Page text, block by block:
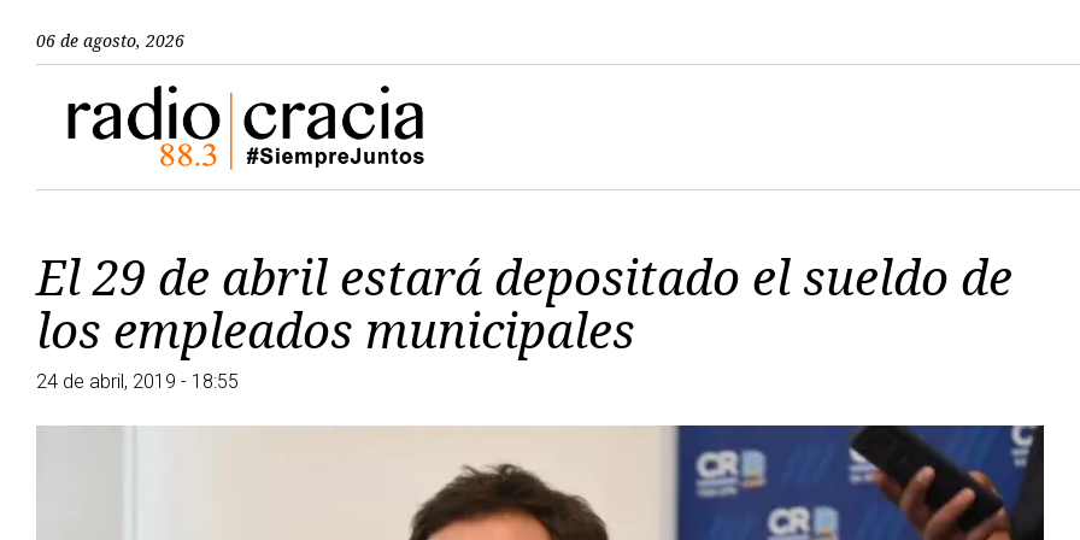
06 de agosto, 2026
El 29 de abril estará depositado el sueldo de
los empleados municipales
24 de abril, 2019 - 18:55